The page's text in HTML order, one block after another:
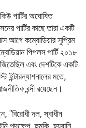
পার্টির অঘোষিত
পার্টির কাছে তারা একটি
আগে কম্বোডিয়ার সুপ্রিম
পিপলস পার্টি ২০১৮
এবং দেশটিকে একটি
ইন্টারন্যাশনালের মতে,
বন্দী রয়েছেন।
"বিরোধী দল, স্বাধীন